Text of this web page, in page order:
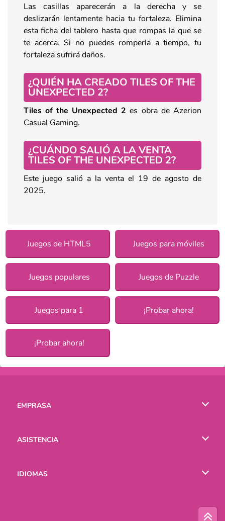
Las casillas aparecerán a la derecha y se
deslizarán lentamente hacia tu fortaleza. Elimina
esta ficha del tablero hasta que rompas la que se
te acerca. Si no puedes romperla a tiempo, tu
fortaleza sufrirá daños.
¿QUIÉN HA CREADO TILES OF THE
UNEXPECTED 2?
Tiles of the Unexpected 2 es obra de Azerion
Casual Gaming.
¿CUÁNDO SALIÓ A LA VENTA
TILES OF THE UNEXPECTED 2?
Este juego salió a la venta el 19 de agosto de
2025.
Juegos de HTML5 Juegos para móviles
Juegos populares Juegos de Puzzle
Juegos para 1 ¡Probar ahora!
¡Probar ahora!
EMPRASA
ASISTENCIA
IDIOMAS